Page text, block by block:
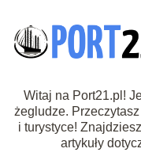
Witaj na Port21.pl!
żegludze.
i turystyce!
artykuły